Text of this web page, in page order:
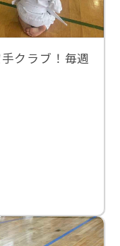
クラブ！毎週